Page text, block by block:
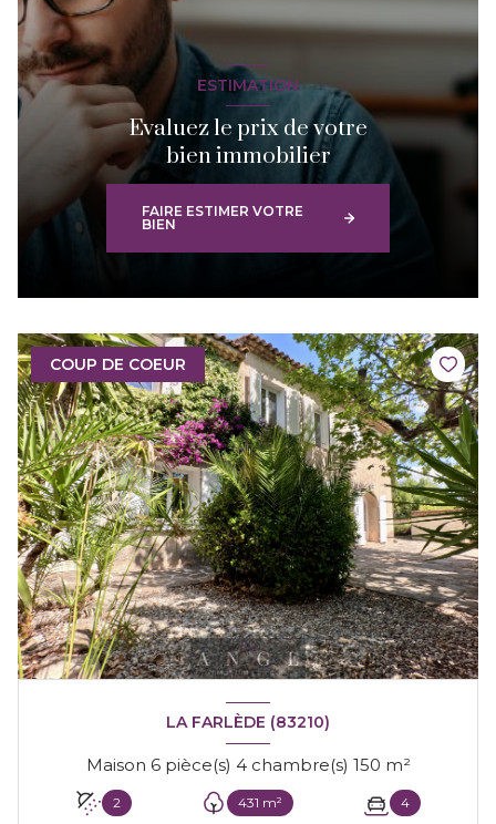
ESTIMATION
Evaluez le prix de votre
bien immobilier
FAIRE ESTIMER VOTRE
BIEN
COUP DE COEUR
LA FARLÈDE (83210)
Maison 6 pièce(s) 4 chambre(s) 150 m²
2 431 m² 4